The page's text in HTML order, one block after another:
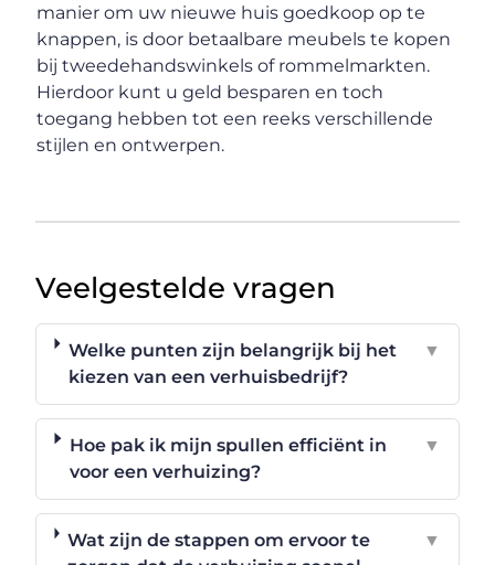
manier om uw nieuwe huis goedkoop op te
knappen, is door betaalbare meubels te kopen
bij tweedehandswinkels of rommelmarkten.
Hierdoor kunt u geld besparen en toch
toegang hebben tot een reeks verschillende
stijlen en ontwerpen.
Veelgestelde vragen
Welke punten zijn belangrijk bij het
kiezen van een verhuisbedrijf?
▼
Hoe pak ik mijn spullen efficiënt in
voor een verhuizing?
▼
Wat zijn de stappen om ervoor te
▼